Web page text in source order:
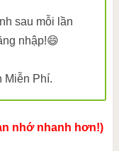
sau mỗi lần
nhập!😄
Miễn Phí.
nhớ nhanh hơn!)